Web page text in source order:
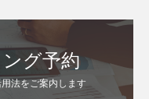
グ予約
法をご案内します